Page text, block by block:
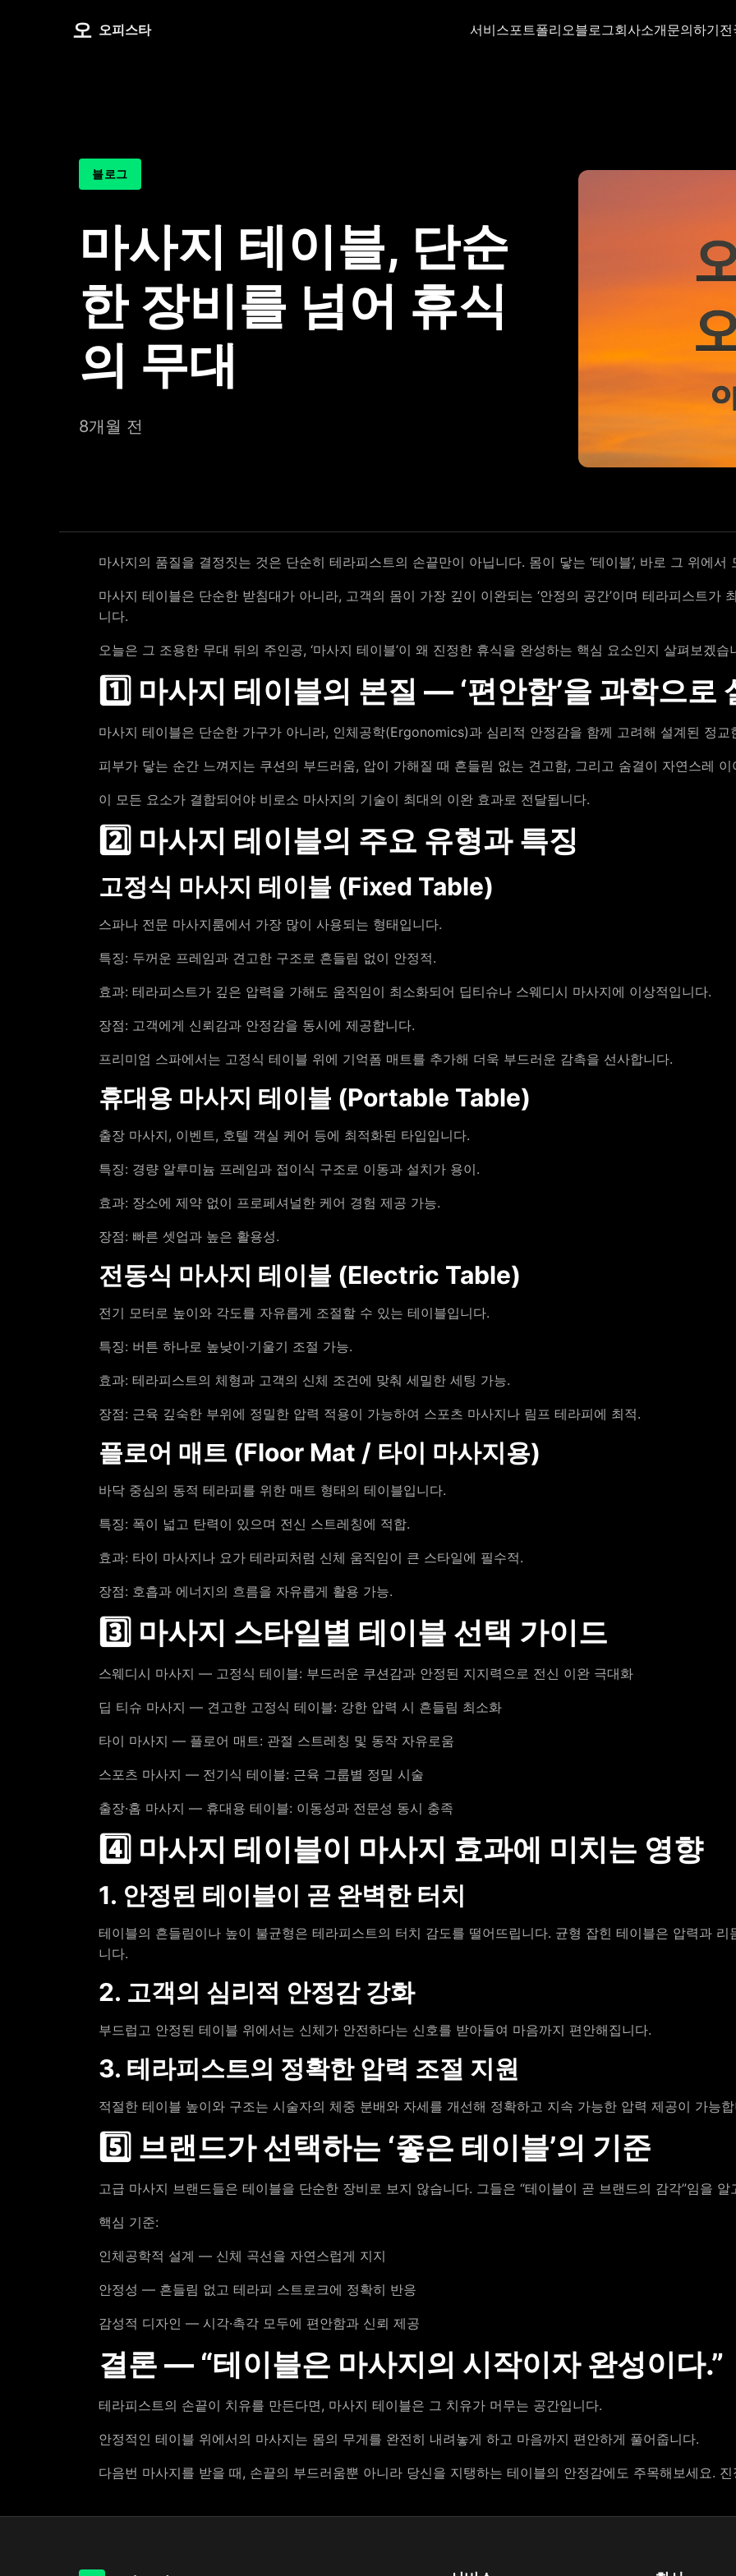
오 오피스타 서비스포트폴리오블로그회사소개문의하기
블로그
마사지 테이블, 단순
한 장비를 넘어 휴식
의 무대
8개월 전
마사지의 품질을 결정짓는 것은 단순히 테라피스트의 손끝만이 아닙니다. 몸이 닿는 ‘테이블’, 바로 그 위에
마사지 테이블은 단순한 받침대가 아니라, 고객의 몸이 가장 깊이 이완되는 ‘안정의 공간’이며 테라피스트가
니다.
오늘은 그 조용한 무대 뒤의 주인공, ‘마사지 테이블’이 왜 진정한 휴식을 완성하는 핵심 요소인지 살펴보겠습
1️⃣ 마사지 테이블의 본질 — ‘편안함’을 과학으로
마사지 테이블은 단순한 가구가 아니라, 인체공학(Ergonomics)과 심리적 안정감을 함께 고려해 설계된 정교
피부가 닿는 순간 느껴지는 쿠션의 부드러움, 압이 가해질 때 흔들림 없는 견고함, 그리고 숨결이 자연스레
이 모든 요소가 결합되어야 비로소 마사지의 기술이 최대의 이완 효과로 전달됩니다.
2️⃣ 마사지 테이블의 주요 유형과 특징
고정식 마사지 테이블 (Fixed Table)
스파나 전문 마사지룸에서 가장 많이 사용되는 형태입니다.
특징: 두꺼운 프레임과 견고한 구조로 흔들림 없이 안정적.
효과: 테라피스트가 깊은 압력을 가해도 움직임이 최소화되어 딥티슈나 스웨디시 마사지에 이상적입니다.
장점: 고객에게 신뢰감과 안정감을 동시에 제공합니다.
프리미엄 스파에서는 고정식 테이블 위에 기억폼 매트를 추가해 더욱 부드러운 감촉을 선사합니다.
휴대용 마사지 테이블 (Portable Table)
출장 마사지, 이벤트, 호텔 객실 케어 등에 최적화된 타입입니다.
특징: 경량 알루미늄 프레임과 접이식 구조로 이동과 설치가 용이.
효과: 장소에 제약 없이 프로페셔널한 케어 경험 제공 가능.
장점: 빠른 셋업과 높은 활용성.
전동식 마사지 테이블 (Electric Table)
전기 모터로 높이와 각도를 자유롭게 조절할 수 있는 테이블입니다.
특징: 버튼 하나로 높낮이·기울기 조절 가능.
효과: 테라피스트의 체형과 고객의 신체 조건에 맞춰 세밀한 세팅 가능.
장점: 근육 깊숙한 부위에 정밀한 압력 적용이 가능하여 스포츠 마사지나 림프 테라피에 최적.
플로어 매트 (Floor Mat / 타이 마사지용)
바닥 중심의 동적 테라피를 위한 매트 형태의 테이블입니다.
특징: 폭이 넓고 탄력이 있으며 전신 스트레칭에 적합.
효과: 타이 마사지나 요가 테라피처럼 신체 움직임이 큰 스타일에 필수적.
장점: 호흡과 에너지의 흐름을 자유롭게 활용 가능.
3️⃣ 마사지 스타일별 테이블 선택 가이드
스웨디시 마사지 — 고정식 테이블: 부드러운 쿠션감과 안정된 지지력으로 전신 이완 극대화
딥 티슈 마사지 — 견고한 고정식 테이블: 강한 압력 시 흔들림 최소화
타이 마사지 — 플로어 매트: 관절 스트레칭 및 동작 자유로움
스포츠 마사지 — 전기식 테이블: 근육 그룹별 정밀 시술
출장·홈 마사지 — 휴대용 테이블: 이동성과 전문성 동시 충족
4️⃣ 마사지 테이블이 마사지 효과에 미치는 영향
1. 안정된 테이블이 곧 완벽한 터치
테이블의 흔들림이나 높이 불균형은 테라피스트의 터치 감도를 떨어뜨립니다. 균형 잡힌 테이블은 압력과
니다.
2. 고객의 심리적 안정감 강화
부드럽고 안정된 테이블 위에서는 신체가 안전하다는 신호를 받아들여 마음까지 편안해집니다.
3. 테라피스트의 정확한 압력 조절 지원
적절한 테이블 높이와 구조는 시술자의 체중 분배와 자세를 개선해 정확하고 지속 가능한 압력 제공이 가능
5️⃣ 브랜드가 선택하는 ‘좋은 테이블’의 기준
고급 마사지 브랜드들은 테이블을 단순한 장비로 보지 않습니다. 그들은 “테이블이 곧 브랜드의 감각”임을 알
핵심 기준:
인체공학적 설계 — 신체 곡선을 자연스럽게 지지
안정성 — 흔들림 없고 테라피 스트로크에 정확히 반응
감성적 디자인 — 시각·촉각 모두에 편안함과 신뢰 제공
결론 — “테이블은 마사지의 시작이자 완성이다.”
테라피스트의 손끝이 치유를 만든다면, 마사지 테이블은 그 치유가 머무는 공간입니다.
안정적인 테이블 위에서의 마사지는 몸의 무게를 완전히 내려놓게 하고 마음까지 편안하게 풀어줍니다.
다음번 마사지를 받을 때, 손끝의 부드러움뿐 아니라 당신을 지탱하는 테이블의 안정감에도 주목해보세요.